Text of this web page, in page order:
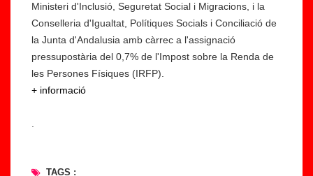
Ministeri d'Inclusió, Seguretat Social i Migracions, i la
Conselleria d'Igualtat, Polítiques Socials i Conciliació de
la Junta d'Andalusia amb càrrec a l'assignació
pressupostària del 0,7% de l'Impost sobre la Renda de
les Persones Físiques (IRFP).
+ informació
TAGS :